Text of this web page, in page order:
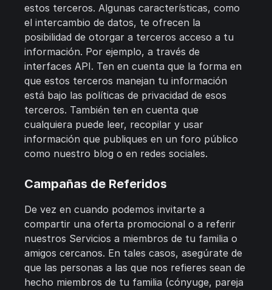
estos terceros. Algunas características, como
el intercambio de datos, te ofrecen la
posibilidad de otorgar a terceros acceso a tu
información. Por ejemplo, a través de
interfaces API. Ten en cuenta que la forma en
que estos terceros manejan tu información
está bajo las políticas de privacidad de esos
terceros. También ten en cuenta que
cualquiera puede leer, recopilar y usar
información que publiques en un foro público
como nuestro blog o en redes sociales.
Campañas de Referidos
De vez en cuando podemos invitarte a
compartir una oferta promocional o a referir
nuestros Servicios a miembros de tu familia o
amigos cercanos. En tales casos, asegúrate de
que las personas a las que nos refieres sean de
hecho miembros de tu familia (cónyuge, pareja